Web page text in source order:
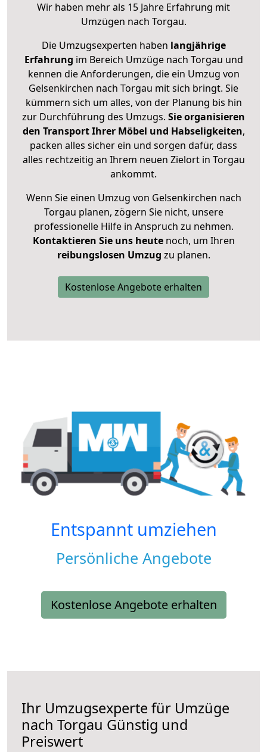
Wir haben mehr als 15 Jahre Erfahrung mit
Umzügen nach Torgau.
Die Umzugsexperten haben langjährige
Erfahrung im Bereich Umzüge nach Torgau und
kennen die Anforderungen, die ein Umzug von
Gelsenkirchen nach Torgau mit sich bringt. Sie
kümmern sich um alles, von der Planung bis hin
zur Durchführung des Umzugs. Sie organisieren
den Transport Ihrer Möbel und Habseligkeiten,
packen alles sicher ein und sorgen dafür, dass
alles rechtzeitig an Ihrem neuen Zielort in Torgau
ankommt.
Wenn Sie einen Umzug von Gelsenkirchen nach
Torgau planen, zögern Sie nicht, unsere
professionelle Hilfe in Anspruch zu nehmen.
Kontaktieren Sie uns heutenoch, um Ihren
reibungslosen Umzug zu planen.
Kostenlose Angebote erhalten
Entspannt umziehen
Persönliche Angebote
Kostenlose Angebote erhalten
Ihr Umzugsexperte für Umzüge
nach Torgau Günstig und
Preiswert